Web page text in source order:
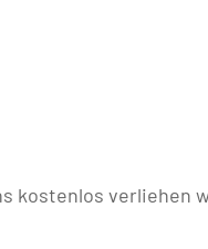
kostenlos verliehen